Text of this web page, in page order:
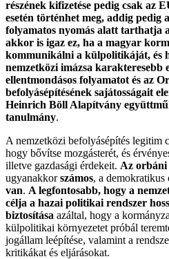
részének kifizetése pedig csak az
esetén történhet meg, addig pedig
folyamatos nyomás alatt tarthatja
akkor is igaz ez, ha a magyar
kommunikálni a külpolitikáját, és
nemzetközi imázsa karakteresebb
ellentmondásos folyamatot és az
befolyásépítésének sajátosságait
Heinrich Böll Alapítvány
tanulmány.
A nemzetközi befolyásépítés legitim
hogy bővítse mozgásterét, és
illetve gazdasági érdekeit. Az orbáni
ugyanakkorszámos, a demokratikus
van. A legfontosabb, hogy a
célja a hazai politikai rendszer
biztosítása azáltal, hogy a
külpolitikai környezetet próbál
jogállam leépítése, valamint a
kritikákat és eljárásokat.